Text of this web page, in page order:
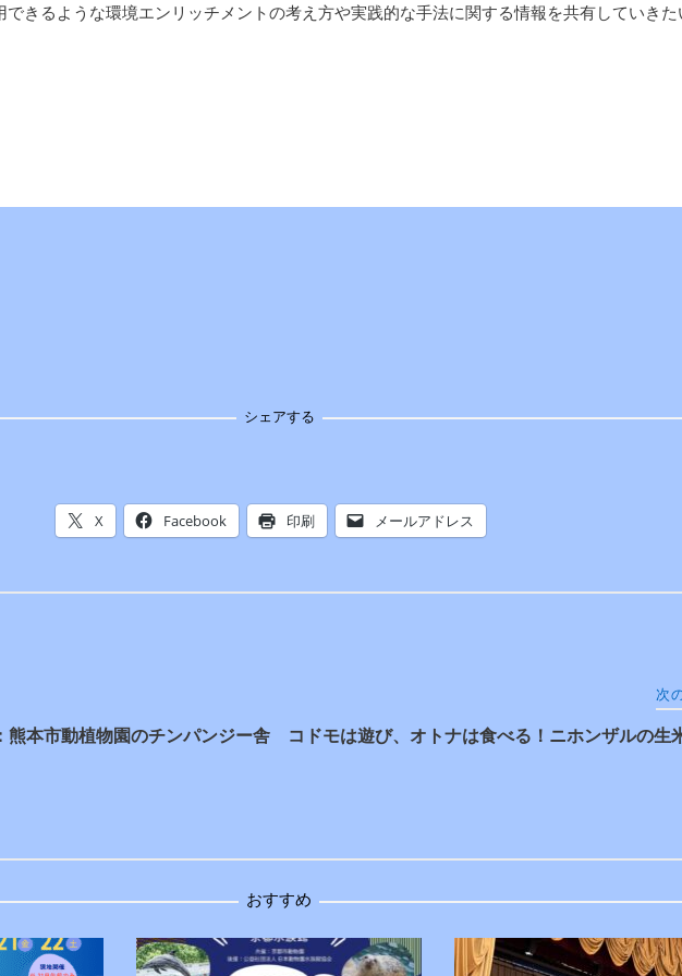
できるような環境エンリッチメントの考え方や実践的な手法に関する情報を共有していきた
シェアする
X Facebook 印刷 メールアドレス
熊本市動植物園のチンパンジー舎
次
コドモは遊び、オトナは食べる！ニホンザルの生
おすすめ